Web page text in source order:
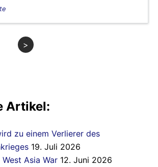
>
Artikel:
zu einem Verlierer des
19. Juli 2026
Asia War 12. Juni 2026